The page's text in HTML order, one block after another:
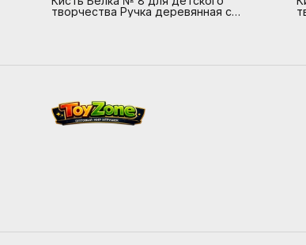
творчества Ручка деревянная с